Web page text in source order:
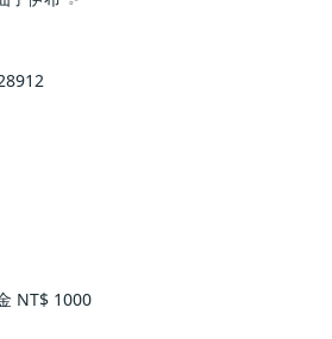
NT$ 1000